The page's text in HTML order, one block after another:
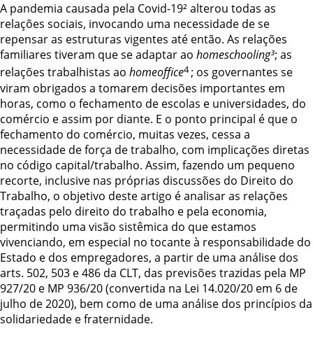
A pandemia causada pela Covid-19²alterou todas as
relações sociais, invocando uma necessidade de se
repensar as estruturas vigentes até então. As relações
familiares tiveram que se adaptar ao homeschooling³; as
relações trabalhistas ao homeoffice4; os governantes se
viram obrigados a tomarem decisões importantes em
horas, como o fechamento de escolas e universidades, do
comércio e assim por diante. E o ponto principal é que o
fechamento do comércio, muitas vezes, cessa a
necessidade de força de trabalho, com implicações diretas
no código capital/trabalho. Assim, fazendo um pequeno
recorte, inclusive nas próprias discussões do Direito do
Trabalho, o objetivo deste artigo é analisar as relações
traçadas pelo direito do trabalho e pela economia,
permitindo uma visão sistêmica do que estamos
vivenciando, em especial no tocante à responsabilidade do
Estado e dos empregadores, a partir de uma análise dos
arts. 502, 503 e 486 da CLT, das previsões trazidas pela MP
927/20 e MP 936/20 (convertida na Lei 14.020/20 em 6 de
julho de 2020), bem como de uma análise dos princípios da
solidariedade e fraternidade.